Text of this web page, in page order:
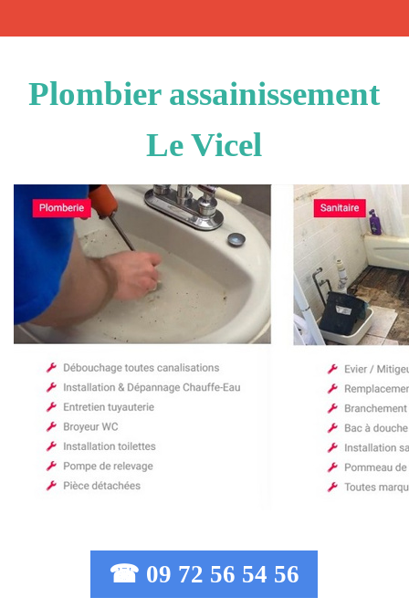
Plombier assainissement
Le Vicel
☎ 09 72 56 54 56